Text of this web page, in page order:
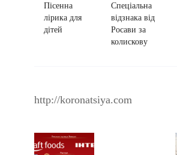
Пісенна
лірика для
дітей
Спеціальна
відзнака від
Росави за
колискову
http://koronatsiya.com